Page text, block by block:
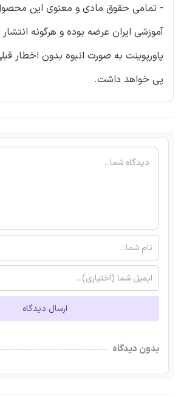
- تمامی حقوق مادی و معنوی این
آموزشی ایران عرضه بوده و هرگونه انتشار
پاورپوینت به صورت انبوه بدون اخطار
پی خواهد داشت.
ارسال دیدگاه
بدون دیدگاه